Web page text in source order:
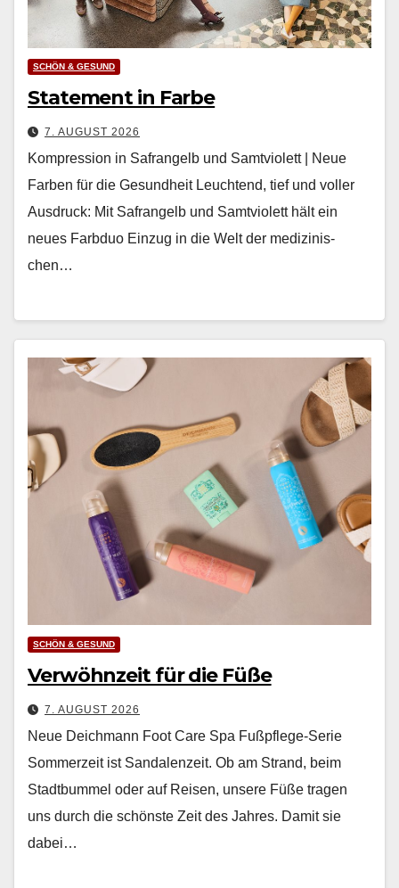
SCHÖN & GESUND
Statement in Farbe
7. AUGUST 2026
Kompression in Safrangelb und Samtviolett | Neue
Farben für die Gesundheit Leuch­t­end, tief und voller
Aus­druck: Mit Safrangelb und Samtvi­o­lett hält ein
neues Farb­duo Einzug in die Welt der medi­zinis­
chen…
SCHÖN & GESUND
Verwöhnzeit für die Füße
7. AUGUST 2026
Neue Deichmann Foot Care Spa Fußpflege-Serie
Som­merzeit ist San­dalen­zeit. Ob am Strand, beim
Stadt­bum­mel oder auf Reisen, unsere Füße tra­gen
uns durch die schön­ste Zeit des Jahres. Damit sie
dabei…